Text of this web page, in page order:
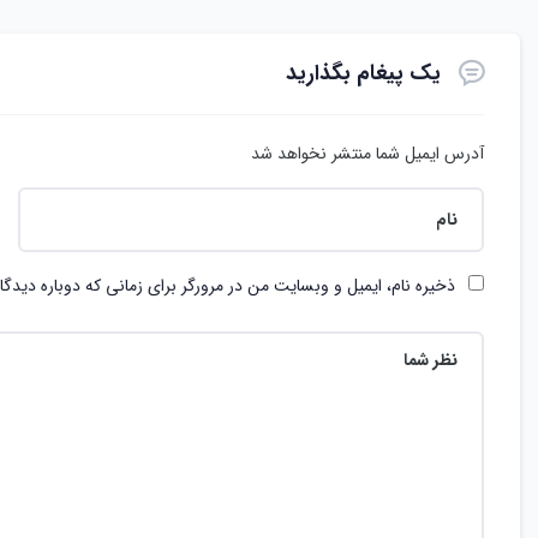
یک پیغام بگذارید
آدرس ایمیل شما منتشر نخواهد شد
ذخیره نام، ایمیل و وبسایت من در مرورگر برای زمانی که دوباره